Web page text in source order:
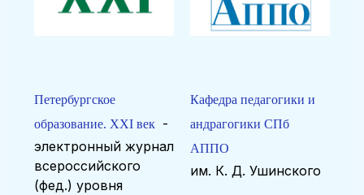
Петербургское
образование. XXI век -
электронный журнал
всероссийского
(фед.) уровня
Кафедра педагогики и
андрагогики СПб
АППО
им. К. Д. Ушинского